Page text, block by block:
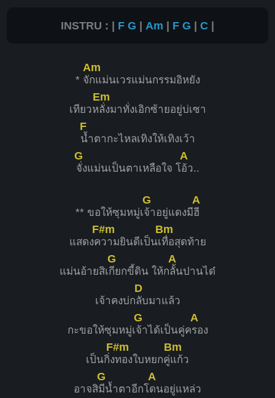
INSTRU : | F G | Am | F G | C |
* จั
Am
กแม่นเวรแม่นกรรมอิหยัง
เทียวห
Em
ลั่งมาทั่งเอิกซ้ายอยู่บ่เซา
F
น้ำตากะไหลเทิงให้เทิงเว้า
G
จั่งแม่นเป็นตาเหลือใจ โ
A
อ้ว..
** ขอให้ซุมหมู่เ
G
จ้าอยู่แดงมี
A
ฮี
แสดงค
F#m
วามยินดีเป็นเ
Bm
ทื่อสุดท้าย
แม่นอ้ายสิเ
G
กียกขี้ดิน ให้ก
A
ลั้นปานได๋
เจ้าคงบ่ก
D
ลับมาแล้ว
กะขอให้ซุมหมู่เ
G
จ้าได้เป็นคู่ค
A
รอง
เป็นกิ่ง
F#m
ทองใบหยกคู่
Bm
แก้ว
อาจสิ
G
มีน้ำตาอีกโ
A
ดนอยู่แหล่ว